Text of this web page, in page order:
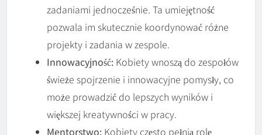
zadaniami jednocześnie. Ta umiejętność
pozwala im skutecznie koordynować różne
projekty i zadania w zespole.
Innowacyjność: Kobiety wnoszą do zespołów
świeże spojrzenie i innowacyjne pomysły, co
może prowadzić do lepszych wyników i
większej kreatywności w pracy.
Mentorstwo: Kobiety często pełnią rolę